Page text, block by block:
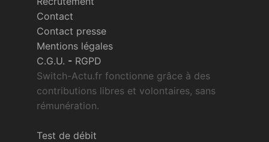
Contact
Contact presse
Mentions légales
C.G.U. - RGPD
Switch-Actu.fr fonctionne grâce à des
contributions libres et volontaires, sans
rémunération.
Test de débit